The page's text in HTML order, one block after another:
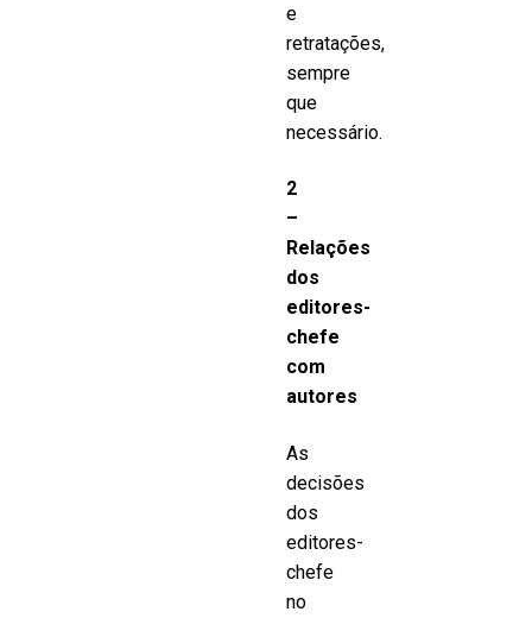
e
retratações,
sempre
que
necessário.
2
–
Relações
dos
editores-
chefe
com
autores
As
decisões
dos
editores-
chefe
no